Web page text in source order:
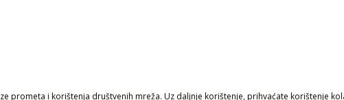
prometa i korištenja društvenih mreža. Uz daljnje korištenje, prihvaćate korištenje